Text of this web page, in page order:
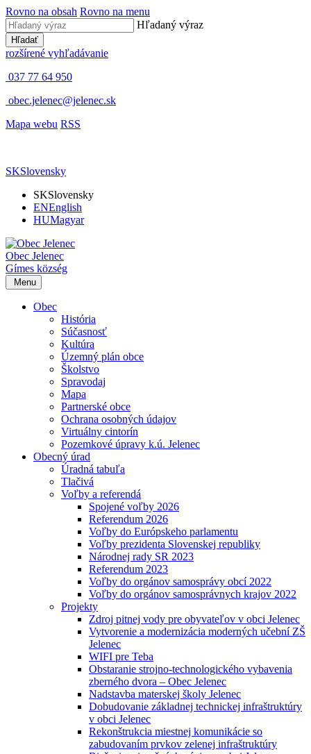
Rovno na obsah Rovno na menu
Hľadaný výraz
Hľadať
rozšírené vyhľadávanie
037 77 64 950
obec.jelenec@jelenec.sk
Mapa webu RSS
SKSlovensky
SKSlovensky
ENEnglish
HUMagyar
Obec Jelenec
Gímes község
Menu
Obec
História
Súčasnosť
Kultúra
Územný plán obce
Školstvo
Spravodaj
Mapa
Partnerské obce
Ochrana osobných údajov
Virtuálny cintorín
Pozemkové úpravy k.ú. Jelenec
Obecný úrad
Úradná tabuľa
Tlačivá
Voľby a referendá
Spojené voľby 2026
Referendum 2026
Voľby do Európskeho parlamentu
Voľby prezidenta Slovenskej republiky
Národnej rady SR 2023
Referendum 2023
Voľby do orgánov samosprávy obcí 2022
Voľby do orgánov samosprávnych krajov 2022
Projekty
Zdroj pitnej vody pre obyvateľov v obci Jelenec
Vytvorenie a modernizácia moderných učební ZŠ
Jelenec
WIFI pre Teba
Obstaranie strojno-technologického vybavenia
zberného dvora – Obec Jelenec
Nadstavba materskej školy Jelenec
Dobudovanie základnej technickej infraštruktúry
v obci Jelenec
Rekonštrukcia miestnej komunikácie so
zabudovaním prvkov zelenej infraštruktúry